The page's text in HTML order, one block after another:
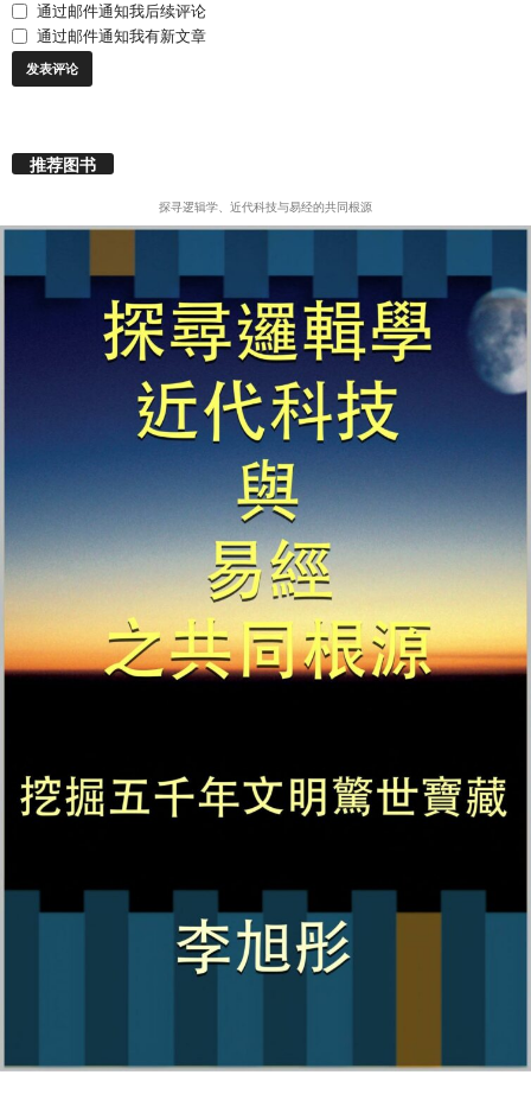
通过邮件通知我后续评论
通过邮件通知我有新文章
推荐图书
探寻逻辑学、近代科技与易经的共同根源